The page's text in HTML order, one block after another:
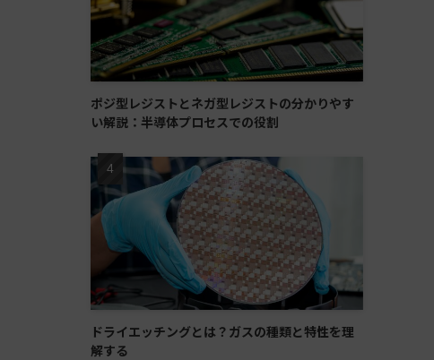
ポジ型レジストとネガ型レジストの分かりやす
い解説：半導体プロセスでの役割
ドライエッチングとは？ガスの種類と特性を理
解する